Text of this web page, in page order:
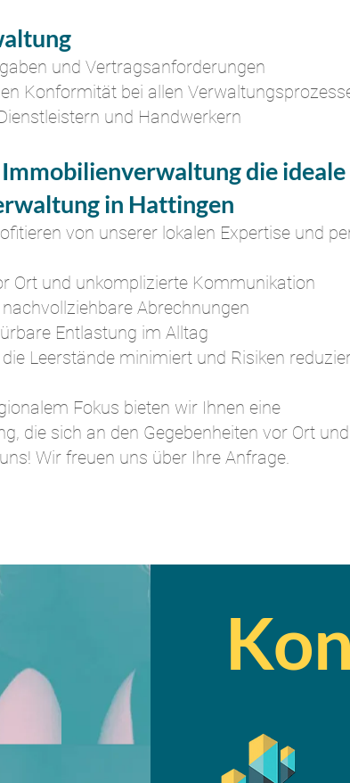
und Vertragsanforderungen
Konformität bei allen
und Handwerkern
die
in Hattingen
von unserer lokalen Expertise und
Ort und unkomplizierte Kommunikation
Abrechnungen
Entlastung im Alltag
Leerstände minimiert und Risiken
Fokus bieten wir Ihnen eine
die sich an den Gegebenheiten vor Ort
Wir freuen uns über Ihre Anfrage.